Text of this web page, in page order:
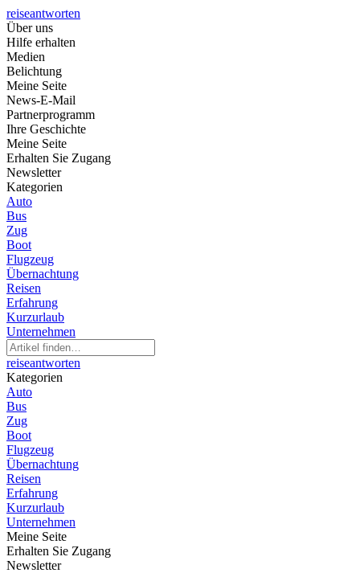
reiseantworten
Über uns
Hilfe erhalten
Medien
Belichtung
Meine Seite
News-E-Mail
Partnerprogramm
Ihre Geschichte
Meine Seite
Erhalten Sie Zugang
Newsletter
Kategorien
Auto
Bus
Zug
Boot
Flugzeug
Übernachtung
Reisen
Erfahrung
Kurzurlaub
Unternehmen
reiseantworten
Kategorien
Auto
Bus
Zug
Boot
Flugzeug
Übernachtung
Reisen
Erfahrung
Kurzurlaub
Unternehmen
Meine Seite
Erhalten Sie Zugang
Newsletter